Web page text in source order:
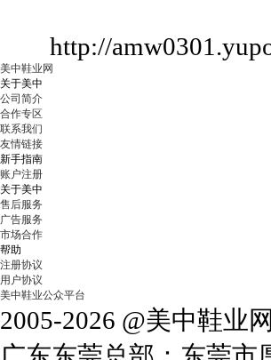
http://
美中鞋业网
关于美中
公司简介
合作专区
联系我们
友情链接
新手指南
账户注册
关于美中
售后服务
广告服务
市场合作
帮助
注册协议
用户协议
美中鞋业公众平台
2005-2026 @美中鞋业